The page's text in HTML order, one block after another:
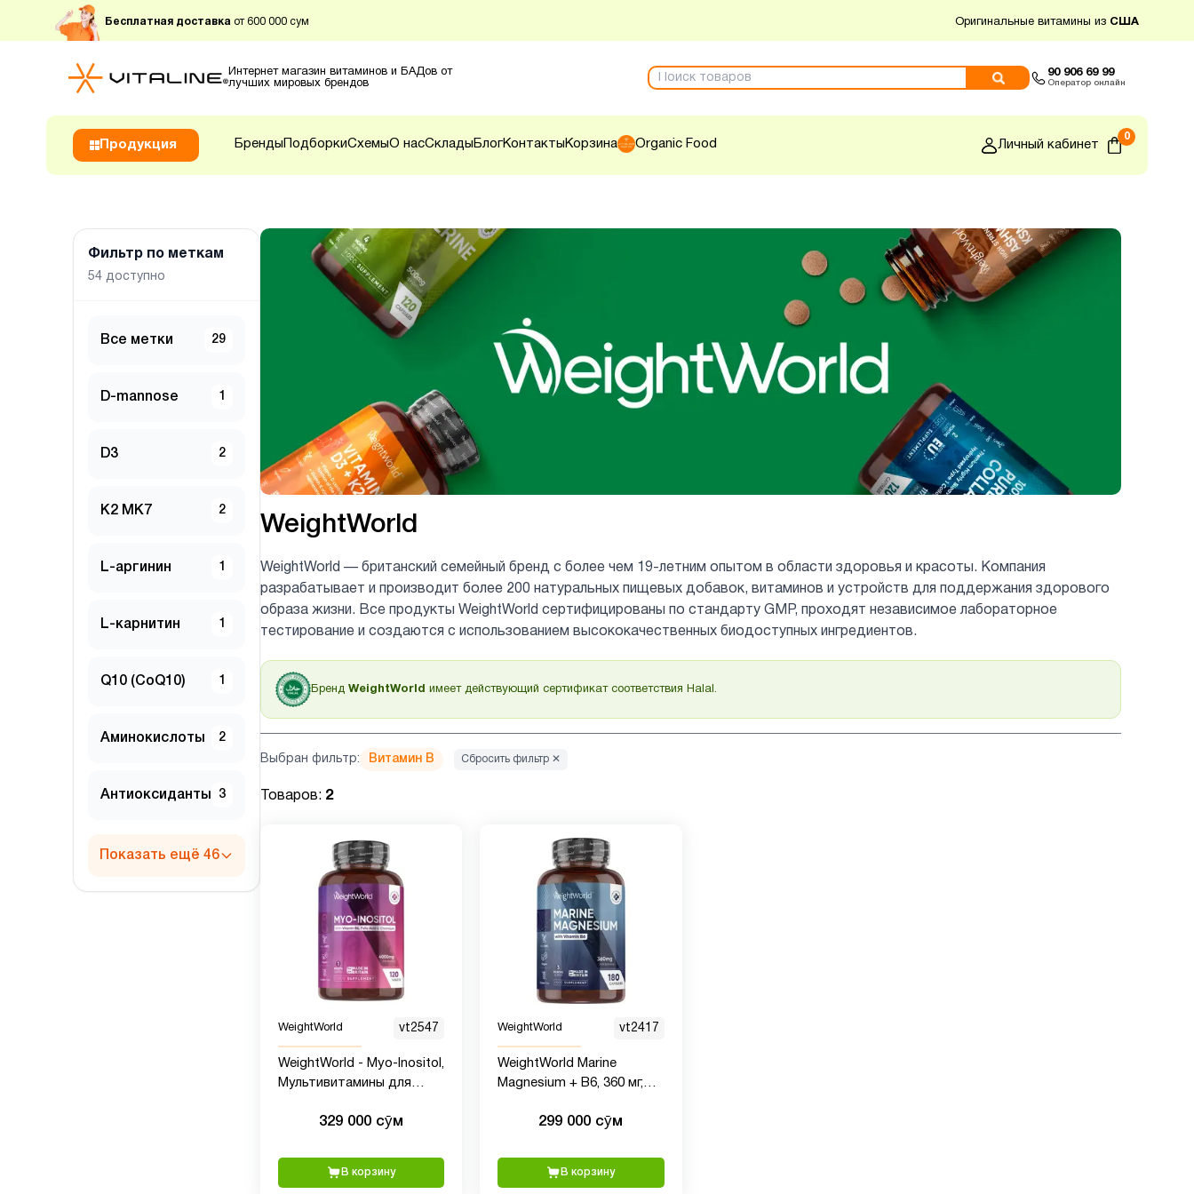
Бесплатная доставка от 600 000 сум Оригинальные витамины из США
Интернет магазин витаминов и БАДов от
лучших мировых брендов
90 906 69 99
Оператор онлайн
Продукция Бренды ПодборкиСхемыО насСклады БлогКонтакты Корзина Organic Food Личный кабинет
0
Фильтр по меткам
54 доступно
Все метки 29
D-mannose 1
D3 2
K2 MK7 2
L-аргинин 1
L-карнитин 1
Q10 (CoQ10) 1
Аминокислоты 2
Антиоксиданты 3
Показать ещё 46
WeightWorld
WeightWorld — британский семейный бренд с более чем 19-летним опытом в области здоровья и красоты. Компания
разрабатывает и производит более 200 натуральных пищевых добавок, витаминов и устройств для поддержания здорового
образа жизни. Все продукты WeightWorld сертифицированы по стандарту GMP, проходят независимое лабораторное
тестирование и создаются с использованием высококачественных биодоступных ингредиентов.
Бренд WeightWorld имеет действующий сертификат соответствия Halal.
Выбран фильтр: Витамин B Сбросить фильтр ✕
Товаров: 2
WeightWorld vt2547
WeightWorld - Myo-Inositol,
Мультивитамины для
Инозитолом, 4000 мг, 120
329 000 сӯм
В корзину
WeightWorld vt2417
WeightWorld Marine
Magnesium + B6, 360 мг,
299 000 сӯм
В корзину